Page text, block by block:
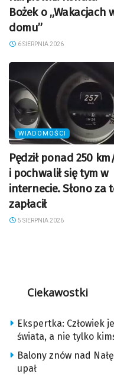
Bożek o „Wakacjach
domu”
6 SIERPNIA 2026
WIADOMOŚCI
Pędził ponad 250
i pochwalił się tym w
internecie. Słono za
zapłacił
5 SIERPNIA 2026
Ciekawostki
Ekspertka: Człowiek
świata, a nie tylko
Balony znów nad
upał